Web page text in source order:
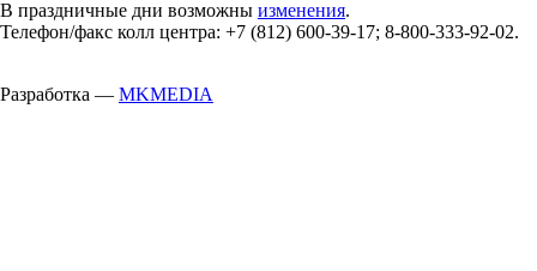
В праздничные дни возможны изменения.
Телефон/факс колл центра: +7 (812) 600-39-17; 8-800-333-92-02.
Разработка — MKMEDIA